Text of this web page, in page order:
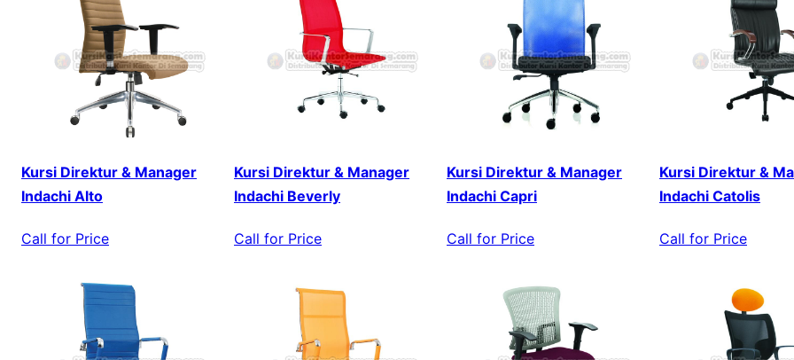
Kursi Direktur & Manager
Indachi Alto
Call for Price
Kursi Direktur & Manager
Indachi Beverly
Call for Price
Kursi Direktur & Manager
Indachi Capri
Call for Price
Kursi Direktur &
Indachi Catolis
Call for Price